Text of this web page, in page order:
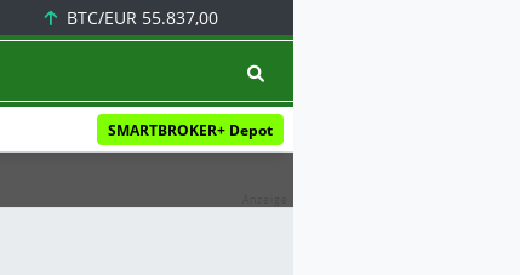
BTC/EUR 55.837,00
SMARTBROKER+ Depot